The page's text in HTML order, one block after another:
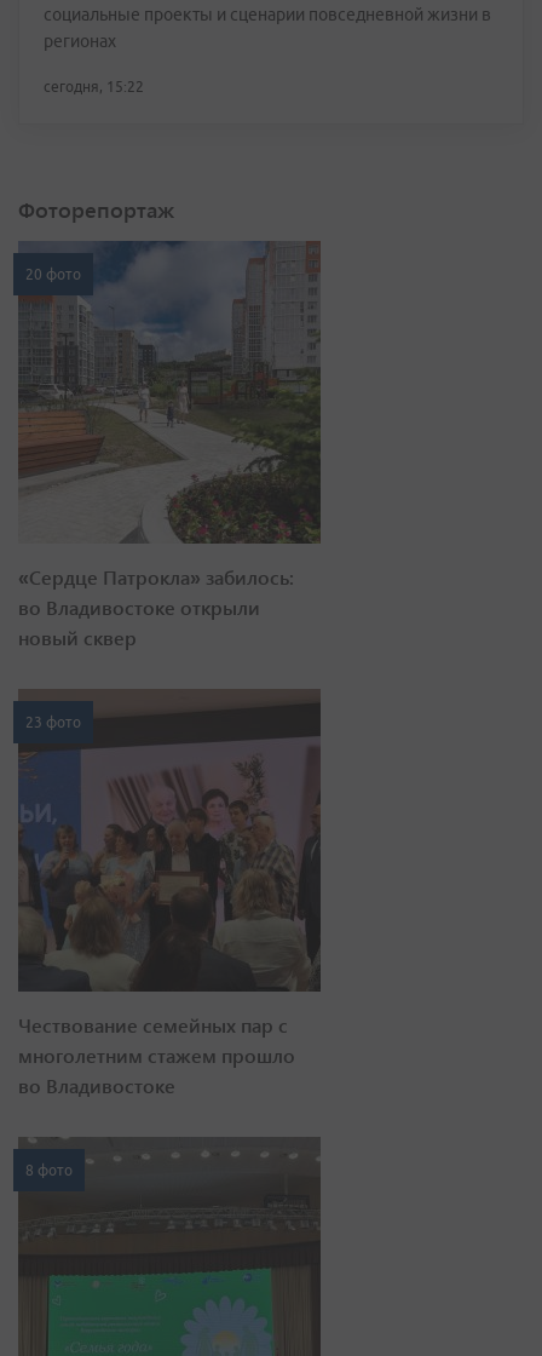
социальные проекты и сценарии повседневной жизни в
регионах
сегодня, 15:22
Фоторепортаж
20 фото
«Сердце Патрокла» забилось:
во Владивостоке открыли
новый сквер
23 фото
Чествование семейных пар с
многолетним стажем прошло
во Владивостоке
8 фото